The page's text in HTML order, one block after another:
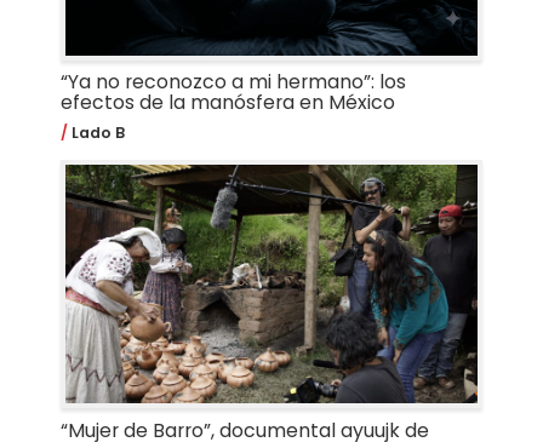
“Ya no reconozco a mi hermano”: los
efectos de la manósfera en México
Lado B
“Mujer de Barro”, documental ayuujk de